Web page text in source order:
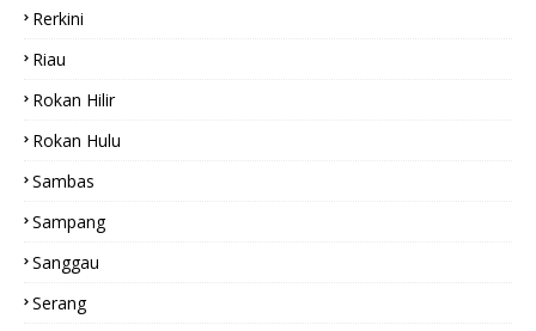
Rerkini
Riau
Rokan Hilir
Rokan Hulu
Sambas
Sampang
Sanggau
Serang